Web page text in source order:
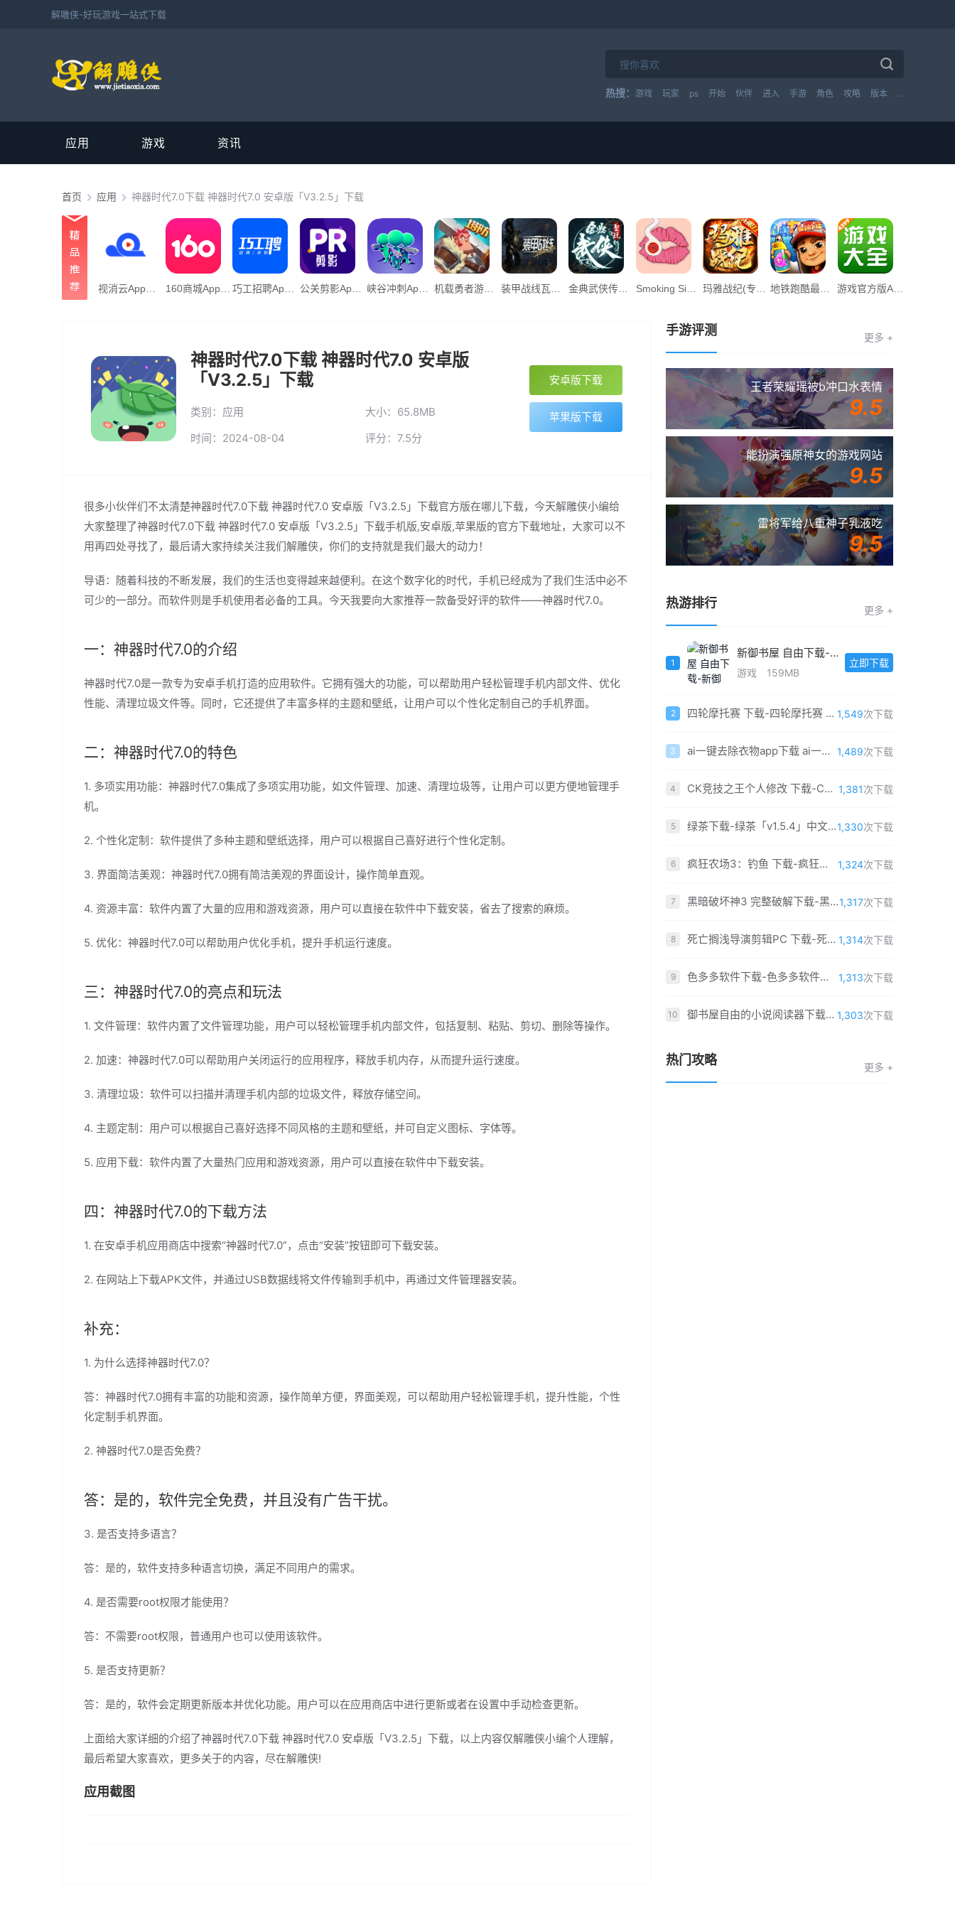
解雕侠-好玩游戏一站式下载
热搜： 游戏 玩家 ps 开始 伙伴 进入 手游 角色 攻略 版本 技能
应用 游戏 资讯
首页 应用 神器时代7.0下载 神器时代7.0 安卓版「V3.2.5」下载
160商城App下载_「160商城”22.09M下载 公关剪影App下载_“公关剪影”134.34M下载 机载勇者游戏官方版下载安装App下载_机载勇者游戏官方版下载安装v0.1下载 Smoking Simulator游戏中文手机版App下载_Smoking Simulator游戏中文手机版v1.0下载 地铁跑酷最早墨西哥免费最新版下载_地铁跑酷最早墨西哥免费最新版下载安装v3.39.1下载
神器时代7.0下载 神器时代7.0 安卓版
「V3.2.5」下载
类别：应用
大小：65.8MB
时间：2024-08-04
评分：7.5分
安卓版下载
苹果版下载
很多小伙伴们不太清楚神器时代7.0下载 神器时代7.0 安卓版「V3.2.5」下载官方版在哪儿下载，今天解雕侠小编给
大家整理了神器时代7.0下载 神器时代7.0 安卓版「V3.2.5」下载手机版,安卓版,苹果版的官方下载地址，大家可以不
用再四处寻找了，最后请大家持续关注我们解雕侠，你们的支持就是我们最大的动力！
导语：随着科技的不断发展，我们的生活也变得越来越便利。在这个数字化的时代，手机已经成为了我们生活中必不
可少的一部分。而软件则是手机使用者必备的工具。今天我要向大家推荐一款备受好评的软件——神器时代7.0。
一：神器时代7.0的介绍
神器时代7.0是一款专为安卓手机打造的应用软件。它拥有强大的功能，可以帮助用户轻松管理手机内部文件、优化
性能、清理垃圾文件等。同时，它还提供了丰富多样的主题和壁纸，让用户可以个性化定制自己的手机界面。
二：神器时代7.0的特色
1. 多项实用功能：神器时代7.0集成了多项实用功能，如文件管理、加速、清理垃圾等，让用户可以更方便地管理手
机。
2. 个性化定制：软件提供了多种主题和壁纸选择，用户可以根据自己喜好进行个性化定制。
3. 界面简洁美观：神器时代7.0拥有简洁美观的界面设计，操作简单直观。
4. 资源丰富：软件内置了大量的应用和游戏资源，用户可以直接在软件中下载安装，省去了搜索的麻烦。
5. 优化：神器时代7.0可以帮助用户优化手机，提升手机运行速度。
三：神器时代7.0的亮点和玩法
1. 文件管理：软件内置了文件管理功能，用户可以轻松管理手机内部文件，包括复制、粘贴、剪切、删除等操作。
2. 加速：神器时代7.0可以帮助用户关闭运行的应用程序，释放手机内存，从而提升运行速度。
3. 清理垃圾：软件可以扫描并清理手机内部的垃圾文件，释放存储空间。
4. 主题定制：用户可以根据自己喜好选择不同风格的主题和壁纸，并可自定义图标、字体等。
5. 应用下载：软件内置了大量热门应用和游戏资源，用户可以直接在软件中下载安装。
四：神器时代7.0的下载方法
1. 在安卓手机应用商店中搜索“神器时代7.0”，点击“安装”按钮即可下载安装。
2. 在网站上下载APK文件，并通过USB数据线将文件传输到手机中，再通过文件管理器安装。
补充：
1. 为什么选择神器时代7.0？
答：神器时代7.0拥有丰富的功能和资源，操作简单方便，界面美观，可以帮助用户轻松管理手机，提升性能，个性
化定制手机界面。
2. 神器时代7.0是否免费？
答：是的，软件完全免费，并且没有广告干扰。
3. 是否支持多语言？
答：是的，软件支持多种语言切换，满足不同用户的需求。
4. 是否需要root权限才能使用？
答：不需要root权限，普通用户也可以使用该软件。
5. 是否支持更新？
答：是的，软件会定期更新版本并优化功能。用户可以在应用商店中进行更新或者在设置中手动检查更新。
上面给大家详细的介绍了神器时代7.0下载 神器时代7.0 安卓版「V3.2.5」下载，以上内容仅解雕侠小编个人理解，
最后希望大家喜欢，更多关于的内容，尽在解雕侠!
应用截图
手游评测 更多 +
王者荣耀瑶被b冲口水表情
9.5
能扮演强原神女的游戏网站
9.5
雷将军给八重神子乳液吃
9.5
热游排行 更多 +
1
新御书屋 自由下载-新御书屋 自由「v9.1.4」官方版
游戏 159MB
立即下载
2 四轮摩托赛 下载-四轮摩托赛 免费中文版 1,549次下载
3 ai一键去除衣物app下载 ai一键去除衣物软件免费安装 1,489次下载
4 CK竞技之王个人修改 下载-CK竞技之王个人修改版2019 中文最新版 1,381次下载
5 绿茶下载-绿茶「v1.5.4」中文版1,330次下载
6 疯狂农场3：钓鱼 下载-疯狂农场3：钓鱼 简体中文免费版 1,324次下载
7 黑暗破坏神3 完整破解下载-黑暗破坏神3单机版最新版下载 完整最新(全DLC)1,317次下载
8 死亡搁浅导演剪辑PC 下载-死亡搁浅导演剪辑版PC版 免安装中文最新版（含百度网盘） 1,314次下载
9 色多多软件下载-色多多软件「v6.4.7」重制版 1,313次下载
10 御书屋自由的小说阅读器下载-御书屋自由的小说阅读器「v5.4.4」福利版 1,303次下载
热门攻略 更多 +